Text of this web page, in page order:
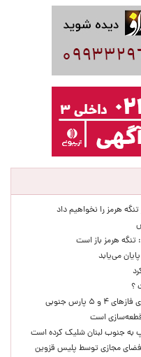
هرمز را نخواهیم داد
هرمز باز است
می‌یابد
؟
پارس جنوبی
است
فضای مجازی توسط پلیس قزوین